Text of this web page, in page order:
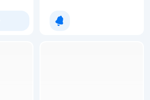
Уведомить о появлении